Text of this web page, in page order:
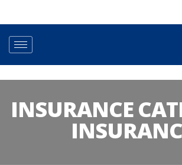
INSURANCE